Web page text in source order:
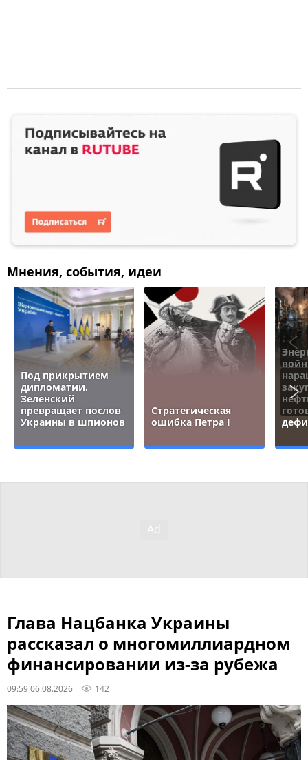
Мнения, события, идеи
Под прикрытием
дипломатии.
Зеленский
превращает послов
Украины в шпионов
Стратегическая
ошибка Петра I
Глава Нацбанка Украины
рассказал о многомиллиардном
финансировании из-за рубежа
09:59 06.08.2026 142